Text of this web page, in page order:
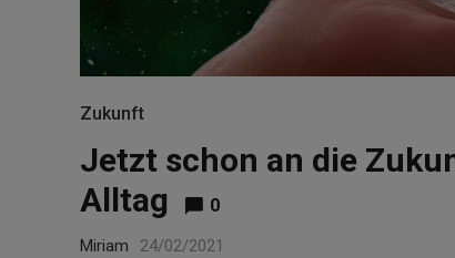
Zukunft
Jetzt schon an die
Alltag
0
Miriam 24/02/2021